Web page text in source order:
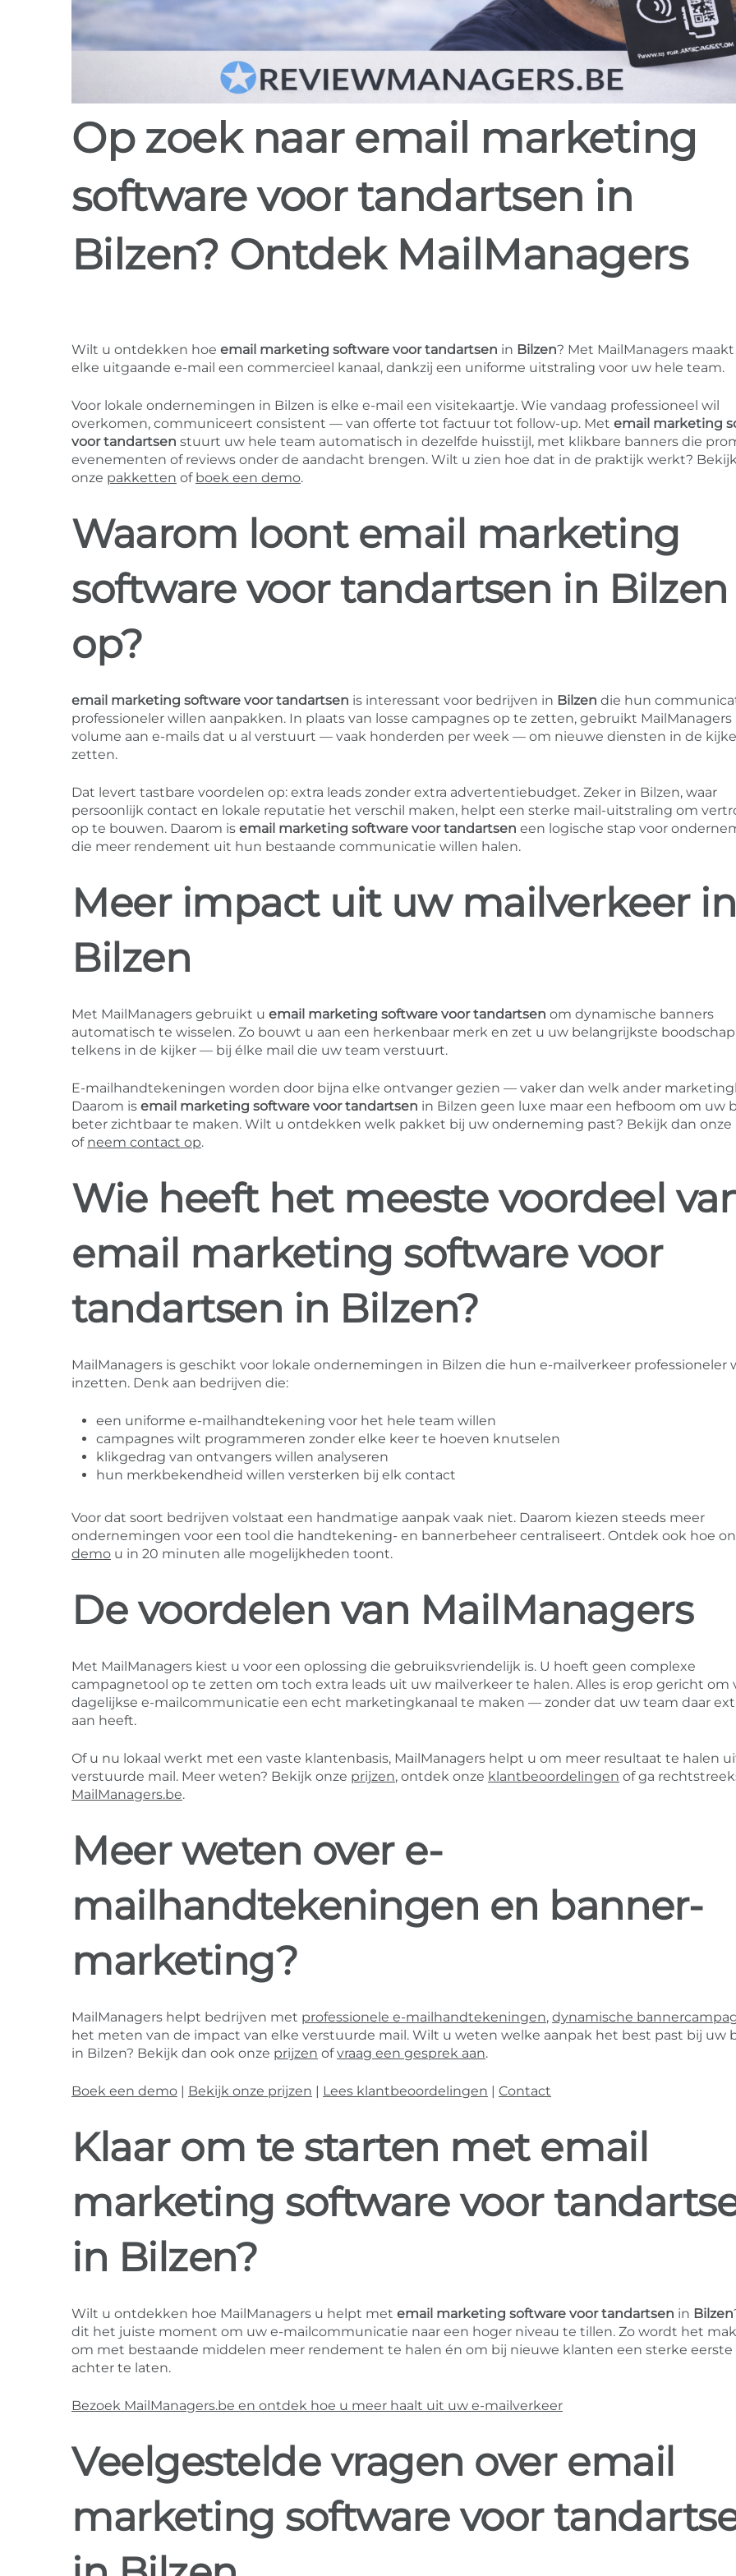
Op zoek naar email marketing
software voor tandartsen in
Bilzen? Ontdek MailManagers
Wilt u ontdekken hoe email marketing software voor tandartsen in Bilzen? Met MailManagers
elke uitgaande e-mail een commercieel kanaal, dankzij een uniforme uitstraling voor uw hele team.
Voor lokale ondernemingen in Bilzen is elke e-mail een visitekaartje. Wie vandaag professioneel wil
overkomen, communiceert consistent — van offerte tot factuur tot follow-up. Met email marketing
voor tandartsen stuurt uw hele team automatisch in dezelfde huisstijl, met klikbare banners die
evenementen of reviews onder de aandacht brengen. Wilt u zien hoe dat in de praktijk werkt?
onze pakketten of boek een demo.
Waarom loont email marketing
software voor tandartsen in Bilzen
op?
email marketing software voor tandartsen is interessant voor bedrijven in Bilzen die hun
professioneler willen aanpakken. In plaats van losse campagnes op te zetten, gebruikt MailManagers
volume aan e-mails dat u al verstuurt — vaak honderden per week — om nieuwe diensten in de
zetten.
Dat levert tastbare voordelen op: extra leads zonder extra advertentiebudget. Zeker in Bilzen, waar
persoonlijk contact en lokale reputatie het verschil maken, helpt een sterke mail-uitstraling om
op te bouwen. Daarom is email marketing software voor tandartsen een logische stap voor
die meer rendement uit hun bestaande communicatie willen halen.
Meer impact uit uw mailverkeer in
Bilzen
Met MailManagers gebruikt u email marketing software voor tandartsen om dynamische banners
automatisch te wisselen. Zo bouwt u aan een herkenbaar merk en zet u uw belangrijkste
telkens in de kijker — bij élke mail die uw team verstuurt.
E-mailhandtekeningen worden door bijna elke ontvanger gezien — vaker dan welk ander
Daarom is email marketing software voor tandartsen in Bilzen geen luxe maar een hefboom om uw
beter zichtbaar te maken. Wilt u ontdekken welk pakket bij uw onderneming past? Bekijk dan onze
of neem contact op.
Wie heeft het meeste voordeel
email marketing software voor
tandartsen in Bilzen?
MailManagers is geschikt voor lokale ondernemingen in Bilzen die hun e-mailverkeer professioneler
inzetten. Denk aan bedrijven die:
een uniforme e-mailhandtekening voor het hele team willen
campagnes wilt programmeren zonder elke keer te hoeven knutselen
klikgedrag van ontvangers willen analyseren
hun merkbekendheid willen versterken bij elk contact
Voor dat soort bedrijven volstaat een handmatige aanpak vaak niet. Daarom kiezen steeds meer
ondernemingen voor een tool die handtekening- en bannerbeheer centraliseert. Ontdek ook hoe
demo u in 20 minuten alle mogelijkheden toont.
De voordelen van MailManagers
Met MailManagers kiest u voor een oplossing die gebruiksvriendelijk is. U hoeft geen complexe
campagnetool op te zetten om toch extra leads uit uw mailverkeer te halen. Alles is erop gericht om
dagelijkse e-mailcommunicatie een echt marketingkanaal te maken — zonder dat uw team daar
aan heeft.
Of u nu lokaal werkt met een vaste klantenbasis, MailManagers helpt u om meer resultaat te halen
verstuurde mail. Meer weten? Bekijk onze prijzen, ontdek onze klantbeoordelingen of ga
MailManagers.be.
Meer weten over e-
mailhandtekeningen en banner-
marketing?
MailManagers helpt bedrijven met professionele e-mailhandtekeningen, dynamische
het meten van de impact van elke verstuurde mail. Wilt u weten welke aanpak het best past bij uw
in Bilzen? Bekijk dan ook onze prijzen ofvraag een gesprek aan.
Boek een demo Bekijk onze prijzen Lees klantbeoordelingen Contact
Klaar om te starten met email
marketing software voor
in Bilzen?
Wilt u ontdekken hoe MailManagers u helpt met email marketing software voor tandartsen in Bilzen
dit het juiste moment om uw e-mailcommunicatie naar een hoger niveau te tillen. Zo wordt het
om met bestaande middelen meer rendement te halen én om bij nieuwe klanten een sterke
achter te laten.
Bezoek MailManagers.be en ontdek hoe u meer haalt uit uw e-mailverkeer
Veelgestelde vragen over email
marketing software voor